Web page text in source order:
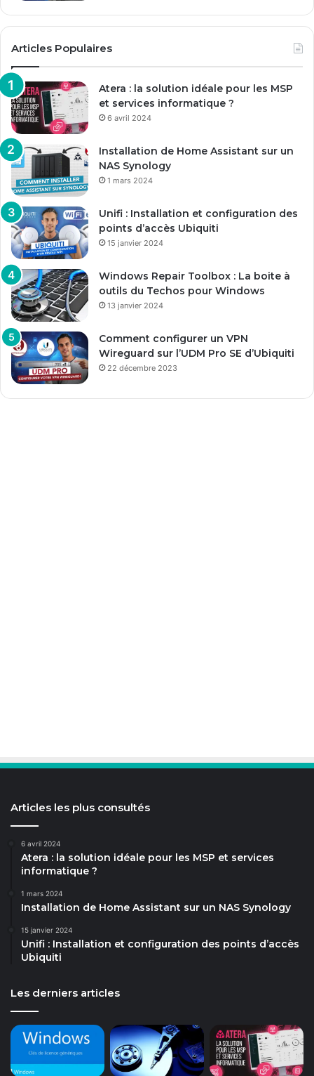
Articles Populaires
Atera : la solution idéale pour les MSP
et services informatique ?
6 avril 2024
Installation de Home Assistant sur un
NAS Synology
1 mars 2024
Unifi : Installation et configuration des
points d’accès Ubiquiti
15 janvier 2024
Windows Repair Toolbox : La boite à
outils du Techos pour Windows
13 janvier 2024
Comment configurer un VPN
Wireguard sur l’UDM Pro SE d’Ubiquiti
22 décembre 2023
Articles les plus consultés
6 avril 2024
Atera : la solution idéale pour les MSP et services
informatique ?
1 mars 2024
Installation de Home Assistant sur un NAS Synology
15 janvier 2024
Unifi : Installation et configuration des points d’accès
Ubiquiti
Les derniers articles